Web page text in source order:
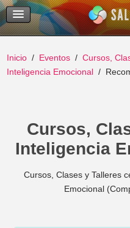
Temas Recientes
Buscar
Inicio Eventos Cursos,
Inteligencia Emocional
Cursos,
Inteligencia
Cursos, Clases y Talleres
Emocional